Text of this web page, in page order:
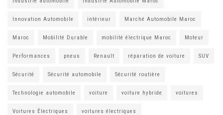
Innovation Automobile intérieur Marché Automobile Maroc
Maroc Mobilité Durable mobilité électrique Maroc Moteur
Performances pneus Renault réparation de voiture SUV
Sécurité Sécurité automobile Sécurité routière
Technologie automobile voiture voiture hybride voitures
Voitures Électriques voitures électriques